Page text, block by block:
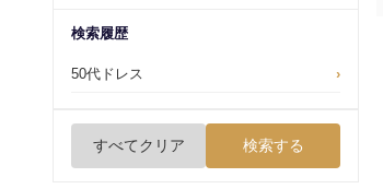
検索履歴
50代ドレス ›
すべてクリア 検索する